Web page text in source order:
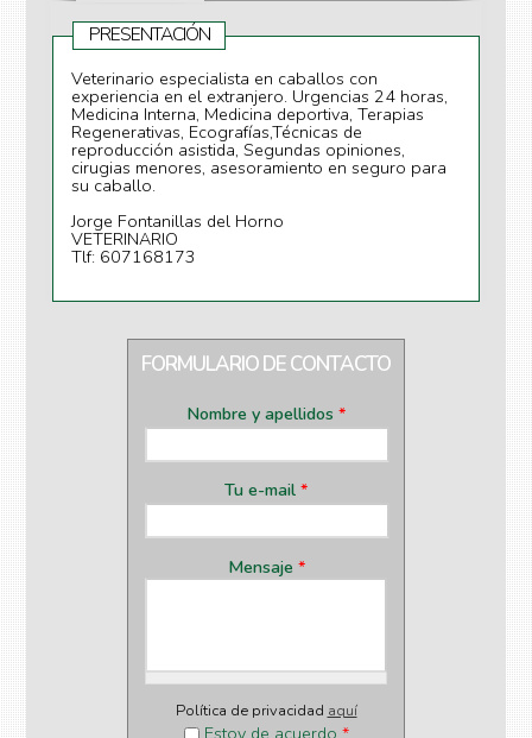
PRESENTACIÓN
Veterinario especialista en caballos con
experiencia en el extranjero. Urgencias 24 horas,
Medicina Interna, Medicina deportiva, Terapias
Regenerativas, Ecografías,Técnicas de
reproducción asistida, Segundas opiniones,
cirugias menores, asesoramiento en seguro para
su caballo.
Jorge Fontanillas del Horno
VETERINARIO
Tlf: 607168173
FORMULARIO DE CONTACTO
Nombre y apellidos *
Tu e-mail *
Mensaje *
Política de privacidad aquí